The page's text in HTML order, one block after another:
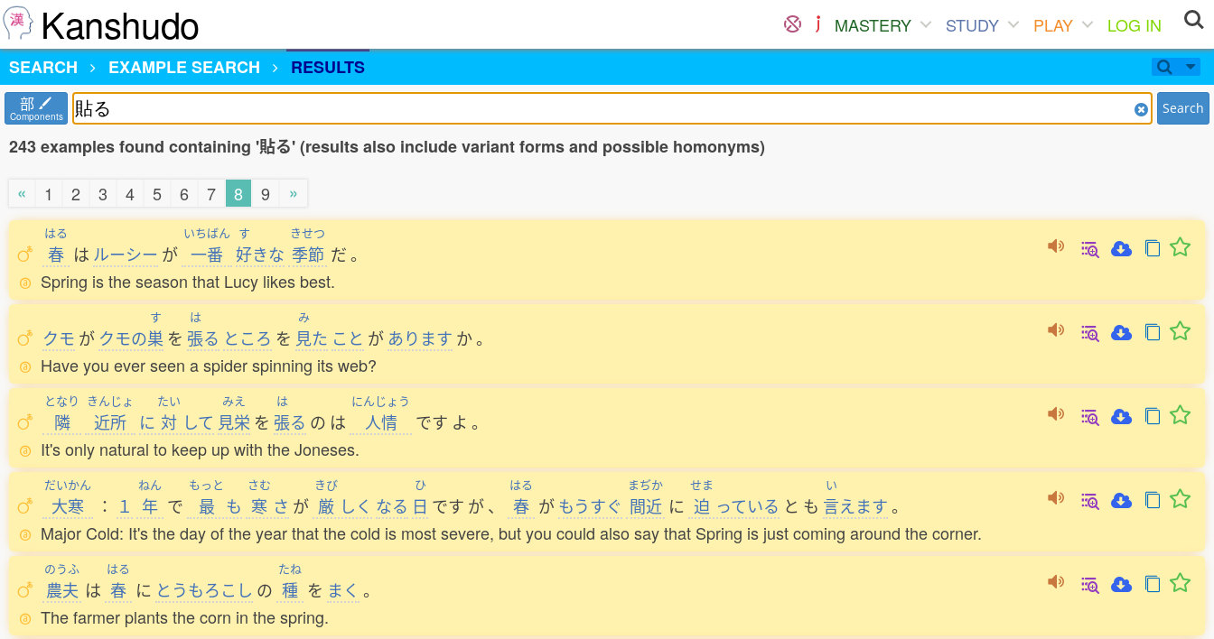
Kanshudo MASTERY STUDY PLAY
LOG IN
SEARCH
EXAMPLE SEARCH RESULTS
部
Components Search
243 examples found containing '貼る' (results also include variant forms and possible homonyms)
«
1 2 3 4 5 6 7 8 9 »
はる
春 は ルーシー が
いちばん
一番
す
好きな
きせつ
季節 だ。
Spring is the season that Lucy likes best.
クモ が クモの
す
巣 を
は
張る ところ を
み
見た こと が あります か。
Have you ever seen a spider spinning its web?
となり
隣
きんじょ
近所 に
たい
対 して
みえ
見栄 を
は
張る の は
にんじょう
人情 です よ 。
It's only natural to keep up with the Joneses.
だいかん
大寒 ： １
ねん
年 で
もっと
最 も
さむ
寒 さ が
きび
厳 しく なる
ひ
日 です が、
はる
春 がもうすぐ
まぢか
間近 に
せま
迫 っている と も
い
言えます。
Major Cold: It's the day of the year that the cold is most severe, but you could also say that Spring is just coming around the corner.
のうふ
農夫 は
はる
春 に とうもろこし の
たね
種 を まく 。
The farmer plants the corn in the spring.